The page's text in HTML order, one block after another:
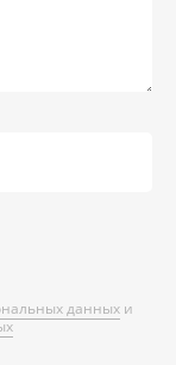
данных и